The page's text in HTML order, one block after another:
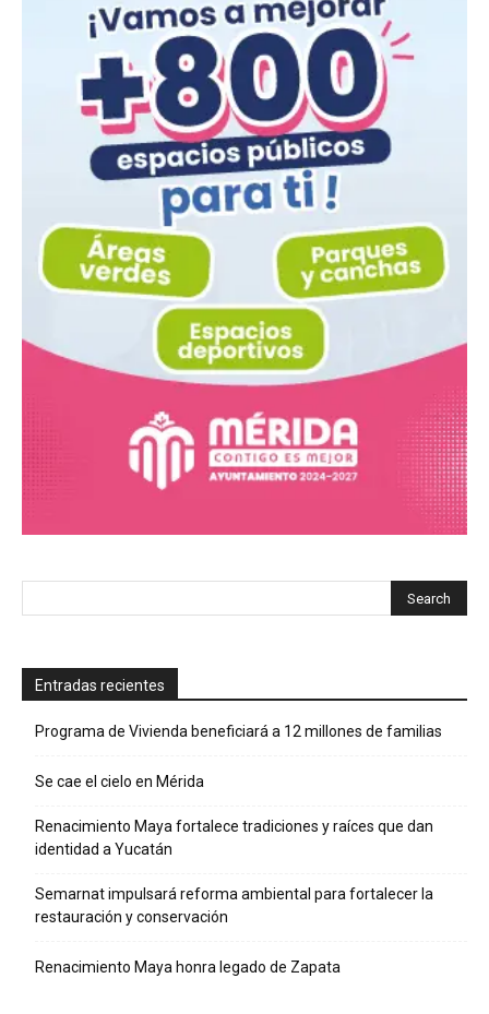
Entradas recientes
Programa de Vivienda beneficiará a 12 millones de familias
Se cae el cielo en Mérida
Renacimiento Maya fortalece tradiciones y raíces que dan
identidad a Yucatán
Semarnat impulsará reforma ambiental para fortalecer la
restauración y conservación
Renacimiento Maya honra legado de Zapata